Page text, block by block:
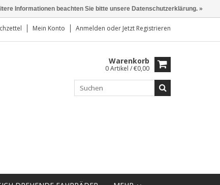
Mein Konto Anmelden oder Jetzt Registrieren
Warenkorb
0 Artikel / €0,00
Informationen beachten Sie bitte unsere Datenschutzerklärung. »